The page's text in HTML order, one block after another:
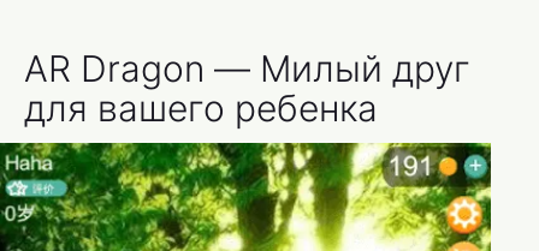
AR Dragon — Милый друг
для вашего ребенка